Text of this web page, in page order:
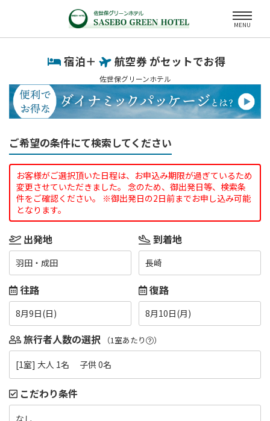
MENU
宿泊＋ 航空券 がセットでお得
佐世保グリーンホテル
ご希望の条件にて検索してください
お客様がご選択頂いた日程は、お申込み期限が過ぎているため
変更させていただきました。 念のため、御出発日等、検索条
件をご確認ください。 ※御出発日の2日前までお申し込み可能
となります。
出発地
羽田・成田
到着地
長崎
往路
8月9日(日)
復路
8月10日(月)
旅行者人数の選択 （1室あたり ）
[1室] 大人 1名 子供 0名
こだわり条件
なし